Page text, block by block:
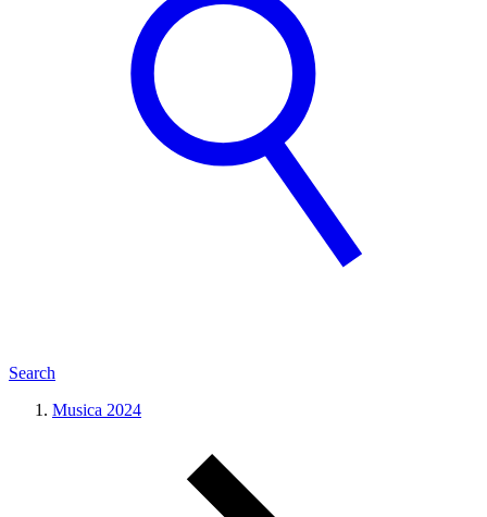
Search
Musica 2024